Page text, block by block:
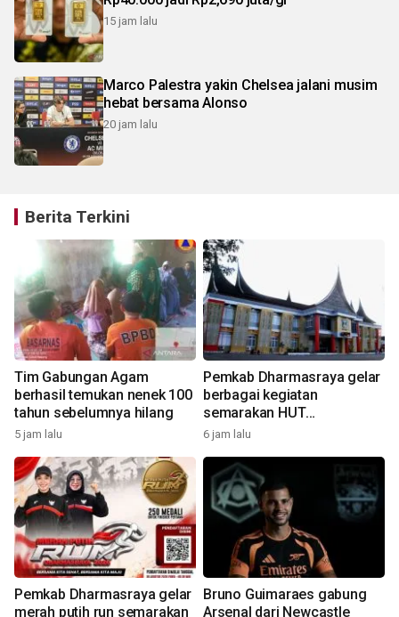
15 jam lalu
Marco Palestra yakin Chelsea jalani musim
hebat bersama Alonso
20 jam lalu
Berita Terkini
Tim Gabungan Agam
berhasil temukan nenek 100
tahun sebelumnya hilang
5 jam lalu
Pemkab Dharmasraya gelar
berbagai kegiatan
semarakan HUT
kemerdekaan
6 jam lalu
Pemkab Dharmasraya gelar
merah putih run semarakan
Bruno Guimaraes gabung
Arsenal dari Newcastle